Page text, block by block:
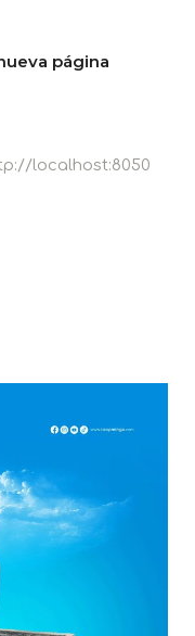
página
localhost:8050